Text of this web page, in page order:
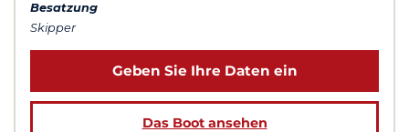
Besatzung
Skipper
Geben Sie Ihre Daten ein
Das Boot ansehen